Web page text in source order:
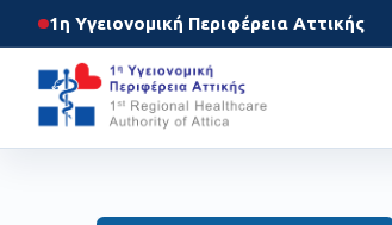
1η Υγειονομική Περιφέρεια Αττικής